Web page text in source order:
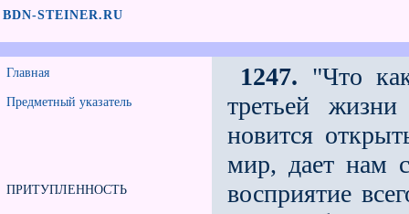
BDN-STEINER.RU
Главная
Предметный указатель
ПРИТУПЛЕННОСТЬ
1247. "Что
третьей
новится
мир, дает нам
восприятие